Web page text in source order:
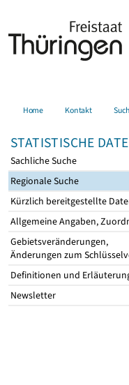
Home Kontakt
STATISTISCHE
Sachliche Suche
Regionale Suche
Kürzlich bereitgestellte
Allgemeine Angaben,
Gebietsveränderungen,
Änderungen zum
Definitionen und
Newsletter